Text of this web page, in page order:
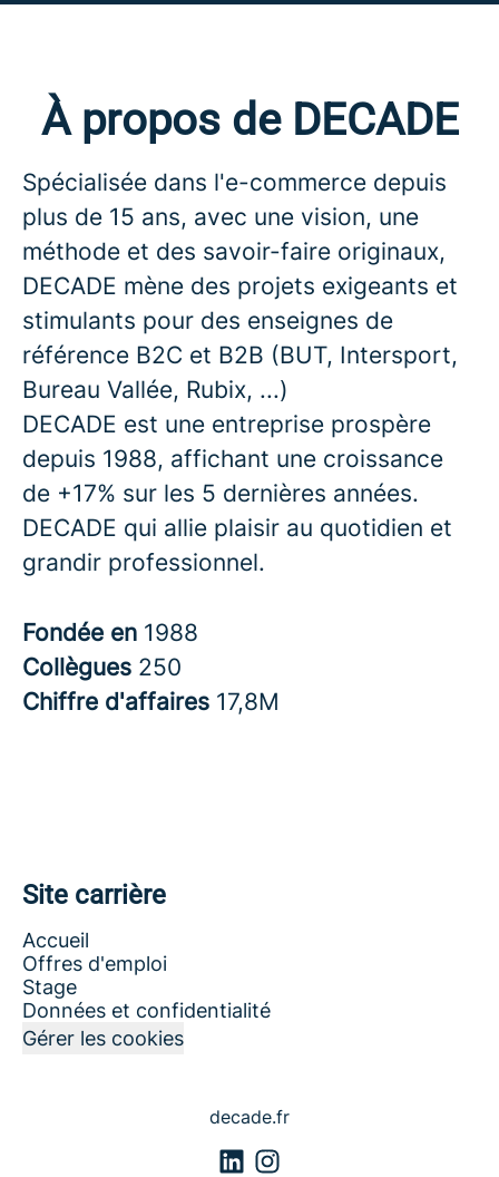
À propos de DECADE
Spécialisée dans l'e-commerce depuis
plus de 15 ans, avec une vision, une
méthode et des savoir-faire originaux,
DECADE mène des projets exigeants et
stimulants pour des enseignes de
référence B2C et B2B (BUT, Intersport,
Bureau Vallée, Rubix, ...)
DECADE est une entreprise prospère
depuis 1988, affichant une croissance
de +17% sur les 5 dernières années.
DECADE qui allie plaisir au quotidien et
grandir professionnel.
Fondée en 1988
Collègues 250
Chiffre d'affaires 17,8M
Site carrière
Accueil
Offres d'emploi
Stage
Données et confidentialité
Gérer les cookies
decade.fr